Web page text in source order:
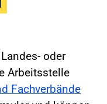
oder
Arbeitsstelle
Fachverbände